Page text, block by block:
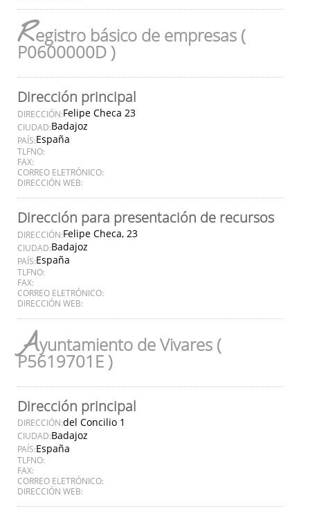
Registro básico de empresas (
P0600000D )
Dirección principal
DIRECCIÓN:Felipe Checa 23
CIUDAD:Badajoz
PAÍS:España
TLFNO:
FAX:
CORREO ELETRÓNICO:
DIRECCIÓN WEB:
Dirección para presentación de recursos
DIRECCIÓN:Felipe Checa, 23
CIUDAD:Badajoz
PAÍS:España
TLFNO:
FAX:
CORREO ELETRÓNICO:
DIRECCIÓN WEB:
Ayuntamiento de Vivares (
P5619701E )
Dirección principal
DIRECCIÓN:del Concilio 1
CIUDAD:Badajoz
PAÍS:España
TLFNO:
FAX:
CORREO ELETRÓNICO:
DIRECCIÓN WEB: